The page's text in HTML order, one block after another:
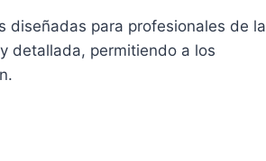
diseñadas para profesionales de la
detallada, permitiendo a los